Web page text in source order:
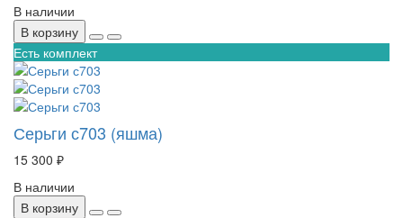
В наличии
В корзину
Есть комплект
Серьги с703 (яшма)
15 300 ₽
В наличии
В корзину